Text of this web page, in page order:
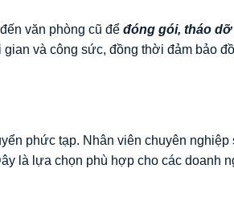
văn phòng cũ để đóng gói, tháo dỡ
và công sức, đồng thời đảm bảo
phức tạp. Nhân viên chuyên nghiệp
là lựa chọn phù hợp cho các doanh